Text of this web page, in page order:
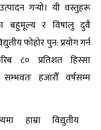
गर्‍यो। यी वस्तुहरू
बहुमूल्य र विषालु दुवै
फोहोर पुन: प्रयोग गर्न
८० प्रतिशत हिस्सा
हजारौँ वर्षसम्म
हाम्रा विद्युतीय